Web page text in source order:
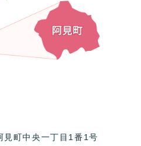
町中央一丁目1番1号